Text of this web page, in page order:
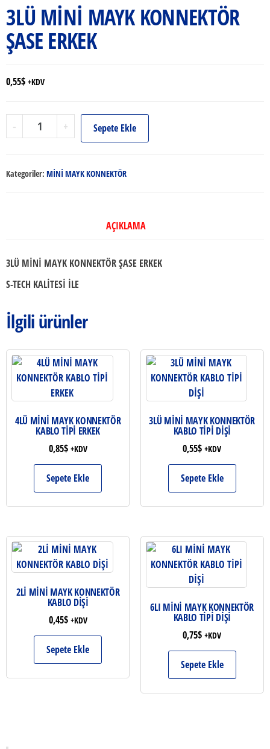
3LÜ MİNİ MAYK KONNEKTÖR
ŞASE ERKEK
0,55$ +KDV
-
MİNİ
KONNEKTÖR
ŞASE
+ Sepete Ekle
Kategoriler: MİNİ MAYK KONNEKTÖR
AÇIKLAMA
3LÜ MİNİ MAYK KONNEKTÖR ŞASE ERKEK
S-TECH KALİTESİ İLE
İlgili ürünler
4LÜ MİNİ MAYK KONNEKTÖR
KABLO TİPİ ERKEK
0,85$ +KDV
Sepete Ekle
3LÜ MİNİ MAYK KONNEKTÖR
KABLO TİPİ DİŞİ
0,55$ +KDV
Sepete Ekle
2Lİ MİNİ MAYK KONNEKTÖR
KABLO DİŞİ
0,45$ +KDV
Sepete Ekle
6LI MİNİ MAYK KONNEKTÖR
KABLO TİPİ DİŞİ
0,75$ +KDV
Sepete Ekle